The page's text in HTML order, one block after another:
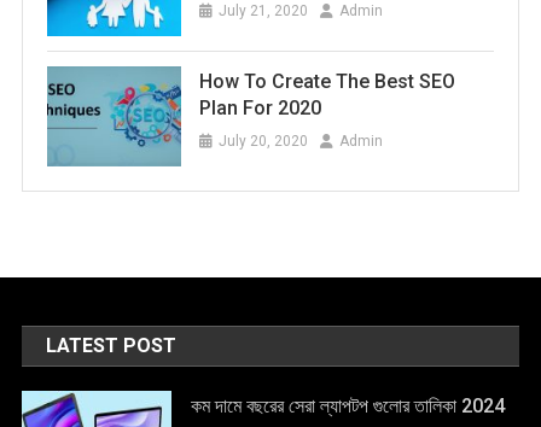
July 21, 2020 Admin
How To Create The Best SEO
Plan For 2020
July 20, 2020 Admin
LATEST POST
কম দামে বছরের সেরা ল্যাপটপ গুলোর তালিকা 2024